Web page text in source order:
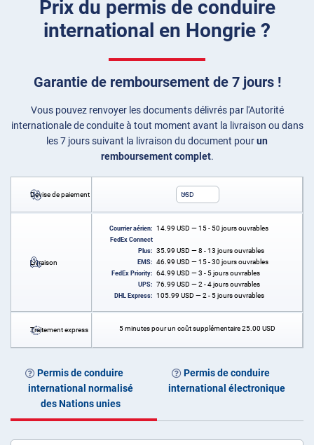
Prix du permis de conduire
international en Hongrie ?
Garantie de remboursement de 7 jours !
Vous pouvez renvoyer les documents délivrés par l'Autorité
internationale de conduite à tout moment avant la livraison ou dans
les 7 jours suivant la livraison du document pourun
remboursement complet.
Devise de paiement USD
Livraison
Courrier aérien: 14.99 USD — 15 - 50 jours ouvrables
FedEx Connect
Plus: 35.99 USD — 8 - 13 jours ouvrables
EMS: 46.99 USD — 15 - 30 jours ouvrables
FedEx Priority: 64.99 USD — 3 - 5 jours ouvrables
UPS: 76.99 USD — 2 - 4 jours ouvrables
DHL Express: 105.99 USD — 2 - 5 jours ouvrables
Traitement express 5 minutes pour un coût supplémentaire25.00 USD
Permis de conduire
international normalisé
des Nations unies
Permis de conduire
international électronique